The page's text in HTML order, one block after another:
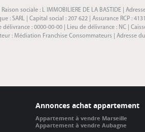
sociale : L IMMOBILIERE DE LA BASTIDE |
SARL | Capital social : 207 622 | Assurance RCP :
: 0000-00-00 | Lieu de délivrance : NC |
: Médiation Franchise Consommateurs | Adresse
Annonces achat appartement
Appartement à vendre Marseille
Appartement à vendre Aubagne